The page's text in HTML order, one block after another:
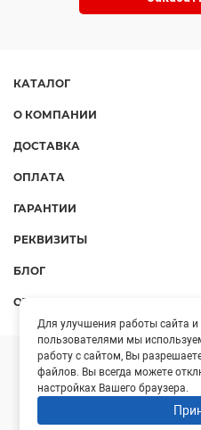
КАТАЛОГ
О КОМПАНИИ
ДОСТАВКА
ОПЛАТА
ГАРАНТИИ
РЕКВИЗИТЫ
БЛОГ
ОТЗЫВЫ
ООО
Лидер Поиска —
Для улучшения работы сайта и
пользователями мы
работу с сайтом, Вы
файлов. Вы всегда можете
настройках Вашего браузера.